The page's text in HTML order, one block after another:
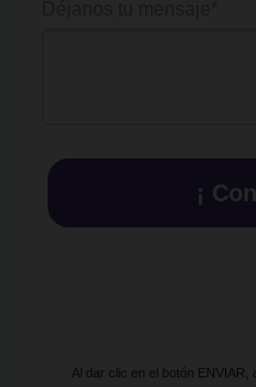
¡
Al dar clic en el botón